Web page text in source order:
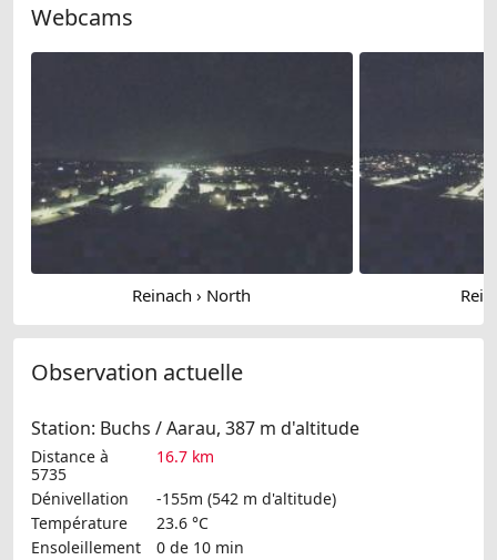
Webcams
Reinach › North
Observation actuelle
Station: Buchs / Aarau, 387 m d'altitude
Distance à
5735
16.7 km
Dénivellation
-155m (542 m d'altitude)
Température
23.6 °C
Ensoleillement
0 de 10 min